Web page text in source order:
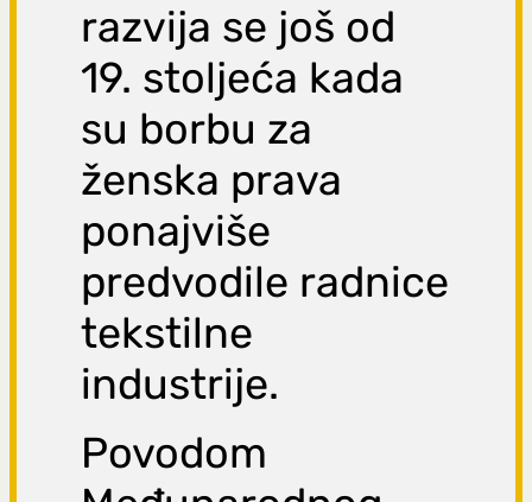
razvija se još od
19. stoljeća kada
su borbu za
ženska prava
ponajviše
predvodile radnice
tekstilne
industrije.
Povodom